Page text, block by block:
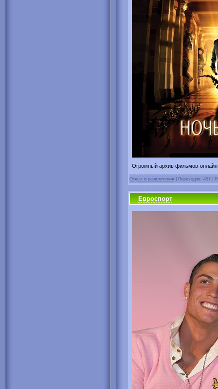
Огромный архив фильмов-
Отдых и развлечения | Переходов: 457 |
Евроспорт